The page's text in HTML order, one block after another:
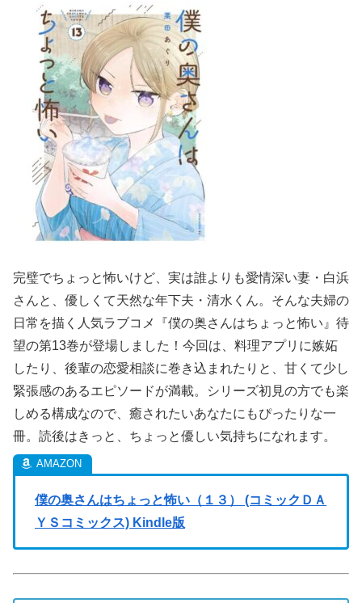
完璧でちょっと怖いけど、実は誰よりも愛情深い妻・白浜
さんと、優しくて天然な年下夫・清水くん。そんな夫婦の
日常を描く人気ラブコメ『僕の奥さんはちょっと怖い』待
望の第13巻が登場しました！今回は、料理アプリに嫉妬
したり、後輩の恋愛相談に巻き込まれたりと、甘くて少し
緊張感のあるエピソードが満載。シリーズ初見の方でも楽
しめる構成なので、癒されたいあなたにもぴったりな一
冊。読後はきっと、ちょっと優しい気持ちになれます。
僕の奥さんはちょっと怖い（１３） (コミックＤＡ
ＹＳコミックス) Kindle版